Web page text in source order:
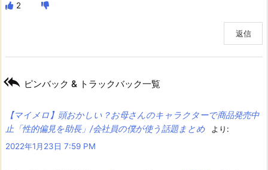
2
返信
 ピンバック & トラックバック一覧
【マイメロ】頭おかしい？お母さんのキャラクターで商品発売中
止「性的偏見を助長」/会社員の僕が使う話題まとめ
より:
2022年1月23日 7:59 PM